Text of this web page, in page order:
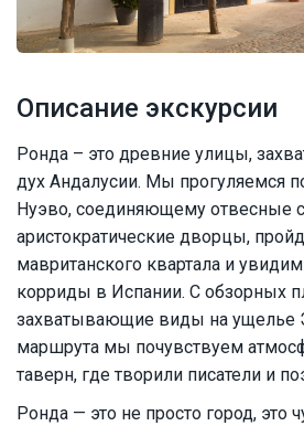
Описание экскурсии
Ронда – это древние улицы,
дух Андалусии. Мы прогуляемся
Нуэво, соединяющему отвесные
аристократические дворцы,
мавританского квартала и
корриды в Испании. С обзорных
захватывающие виды на ущелье
маршрута мы почувствуем
таверн, где творили писатели и
Ронда — это не просто город, это